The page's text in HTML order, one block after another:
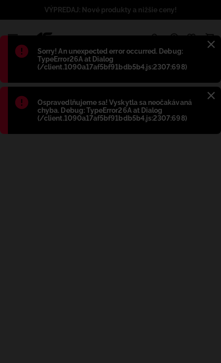
Błąd:
Sorry! An unexpected error occurred. Debug:
TypeError26A at Dialog
(/client.1090a17af5bf91bdb5b4.js:2307:698)
Błąd:
Ospravedlňujeme sa! Vyskytla sa neočakávaná
chyba. Debug: TypeError26A at Dialog
(/client.1090a17af5bf91bdb5b4.js:2307:698)
VÝPREDAJ: Nové produkty a nižšie ceny!